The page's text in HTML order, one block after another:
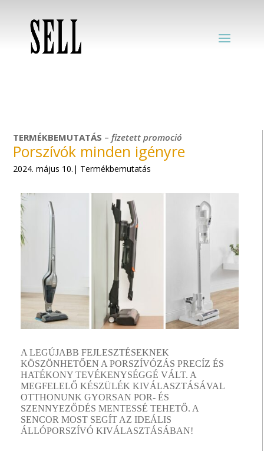
TERMÉKBEMUTATÁS –fizetett promoció
Porszívók minden igényre
2024. május 10.| Termékbemutatás
A LEGÚJABB FEJLESZTÉSEKNEK
KÖSZÖNHETŐEN A PORSZÍVÓZÁS PRECÍZ ÉS
HATÉKONY TEVÉKENYSÉGGÉ VÁLT. A
MEGFELELŐ KÉSZÜLÉK KIVÁLASZTÁSÁVAL
OTTHONUNK GYORSAN POR- ÉS
SZENNYEZŐDÉS MENTESSÉ TEHETŐ. A
SENCOR MOST SEGÍT AZ IDEÁLIS
ÁLLÓPORSZÍVÓ KIVÁLASZTÁSÁBAN!